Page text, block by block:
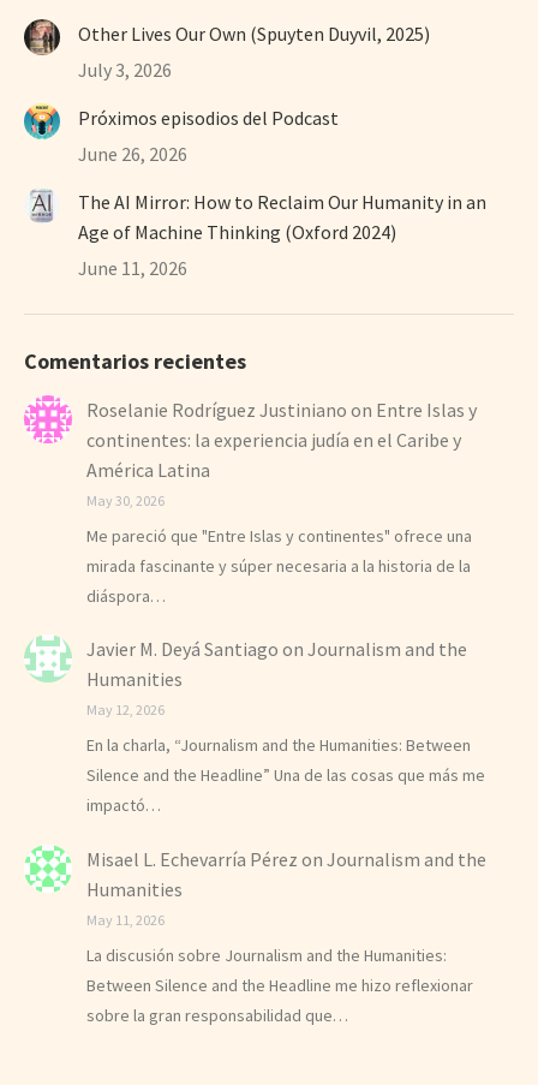
Other Lives Our Own (Spuyten Duyvil, 2025)
July 3, 2026
Próximos episodios del Podcast
June 26, 2026
The AI Mirror: How to Reclaim Our Humanity in an
Age of Machine Thinking (Oxford 2024)
June 11, 2026
Comentarios recientes
Roselanie Rodríguez Justiniano on Entre Islas y
continentes: la experiencia judía en el Caribe y
América Latina
May 30, 2026
Me pareció que "Entre Islas y continentes" ofrece una
mirada fascinante y súper necesaria a la historia de la
diáspora…
Javier M. Deyá Santiago on Journalism and the
Humanities
May 12, 2026
En la charla, “Journalism and the Humanities: Between
Silence and the Headline” Una de las cosas que más me
impactó…
Misael L. Echevarría Pérez on Journalism and the
Humanities
May 11, 2026
La discusión sobre Journalism and the Humanities:
Between Silence and the Headline me hizo reflexionar
sobre la gran responsabilidad que…